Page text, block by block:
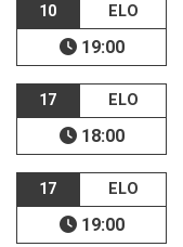
10 ELO
19:00
17 ELO
18:00
17 ELO
19:00